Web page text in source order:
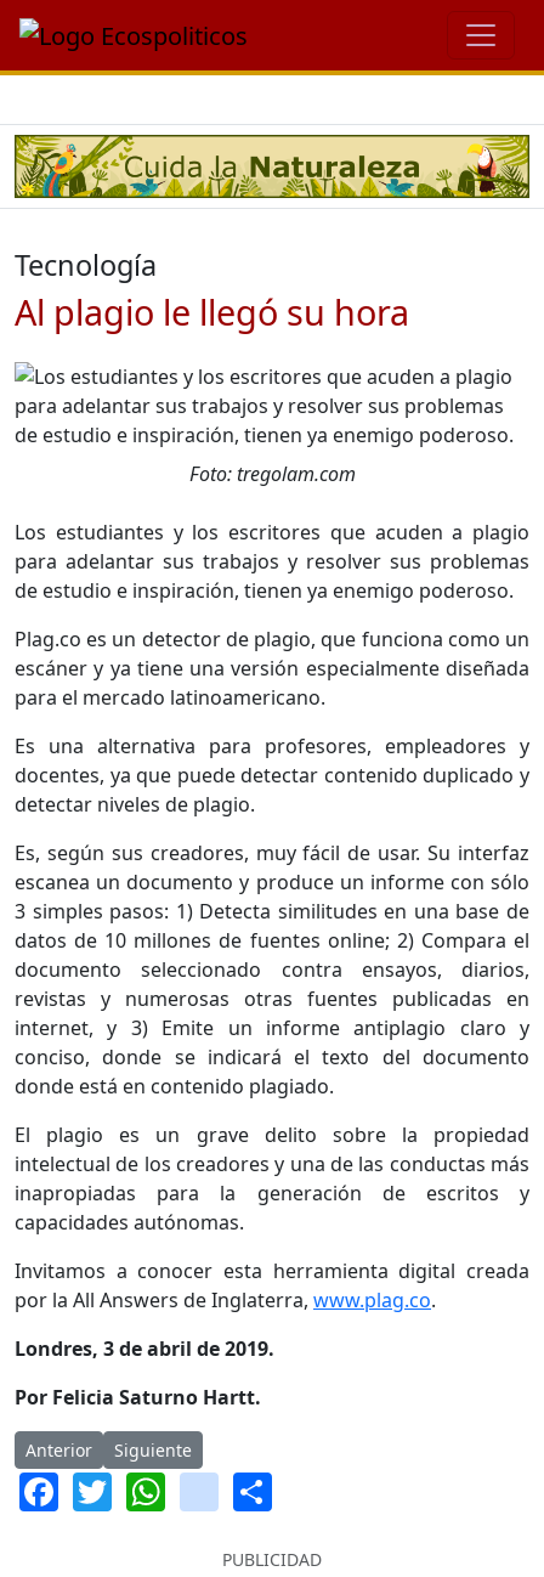
Tecnología
Al plagio le llegó su hora
Foto: tregolam.com
Los estudiantes y los escritores que acuden a plagio
para adelantar sus trabajos y resolver sus problemas
de estudio e inspiración, tienen ya enemigo poderoso.
Plag.co es un detector de plagio, que funciona como un
escáner y ya tiene una versión especialmente diseñada
para el mercado latinoamericano.
Es una alternativa para profesores, empleadores y
docentes, ya que puede detectar contenido duplicado y
detectar niveles de plagio.
Es, según sus creadores, muy fácil de usar. Su interfaz
escanea un documento y produce un informe con sólo
3 simples pasos: 1) Detecta similitudes en una base de
datos de 10 millones de fuentes online; 2) Compara el
documento seleccionado contra ensayos, diarios,
revistas y numerosas otras fuentes publicadas en
internet, y 3) Emite un informe antiplagio claro y
conciso, donde se indicará el texto del documento
donde está en contenido plagiado.
El plagio es un grave delito sobre la propiedad
intelectual de los creadores y una de las conductas más
inapropiadas para la generación de escritos y
capacidades autónomas.
Invitamos a conocer esta herramienta digital creada
por la All Answers de Inglaterra, www.plag.co.
Londres, 3 de abril de 2019.
Por Felicia Saturno Hartt.
Artículo anterior: Digitalizar o comprar más libros
Anterior Artículo siguiente: Twitter cumple 13 años
Siguiente
Facebook
Twitter
WhatsApp
instagram
PUBLICIDAD